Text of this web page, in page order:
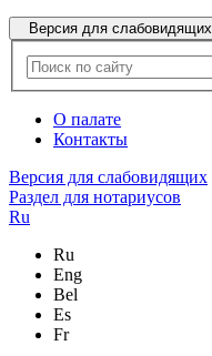
Версия для слабовидящих
О палате
Контакты
Версия для слабовидящих
Раздел для нотариусов
Ru
Ru
Eng
Bel
Es
Fr